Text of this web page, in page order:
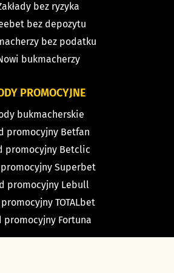
bez ryzyka
bez depozytu
bez podatku
bukmacherzy
PROMOCYJNE
bukmacherskie
promocyjny Betfan
promocyjny Betclic
Superbet
promocyjny Lebull
TOTALbet
promocyjny Fortuna